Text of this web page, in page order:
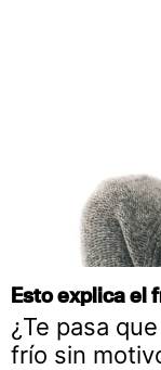
Esto explica el
¿Te pasa
frío sin